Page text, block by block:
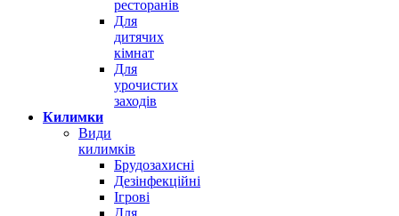
ресторанів
Для
дитячих
кімнат
Для
урочистих
заходів
Килимки
Види
килимків
Брудозахисні
Дезінфекційні
Ігрові
Для